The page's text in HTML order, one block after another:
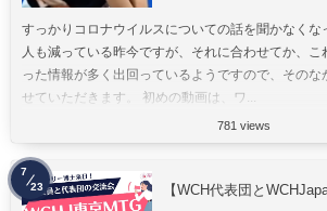
すっかりコロナウイルスについての話を聞かなくな
人も減っている昨今ですが、それに合わせてか、
った情報が多く出回っているようですので、そのな
せていただきます。 初めの動画は、ワ...
781 views
【WCH代表団と
7
23